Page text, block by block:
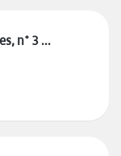
n° 3 ...